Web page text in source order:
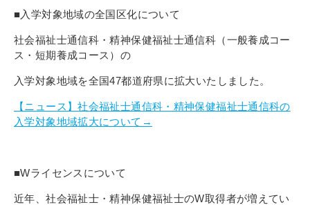
■入学対象地域の全国区化について
社会福祉士通信科・精神保健福祉士通信科（一般養成コー
ス・短期養成コース）の
入学対象地域を全国47都道府県に拡大いたしました。
【ニュース】社会福祉士通信科・精神保健福祉士通信科の
入学対象地域拡大について→
■Wライセンスについて
近年、社会福祉士・精神保健福祉士のW取得者が増えてい